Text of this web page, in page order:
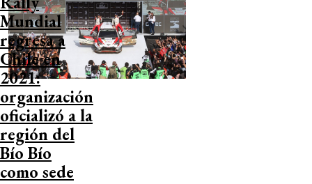
Mundial
regresa a
Chile en
2021:
organización
oficializó a la
región del
Bío Bío
como sede